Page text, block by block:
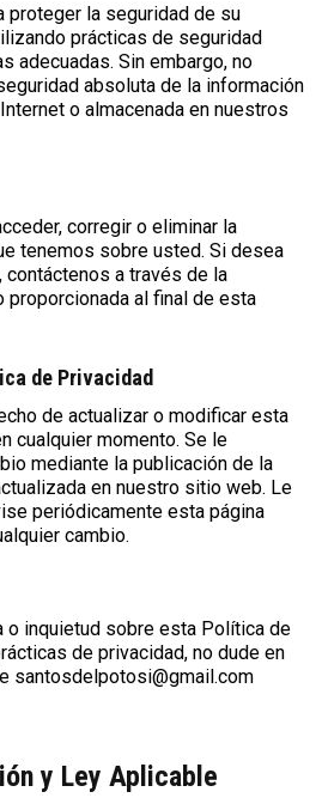
proteger la seguridad de su
prácticas de seguridad
adecuadas. Sin embargo, no
absoluta de la información
o almacenada en nuestros
corregir o eliminar la
tenemos sobre usted. Si desea
a través de la
proporcionada al final de esta
de Privacidad
de actualizar o modificar esta
cualquier momento. Se le
mediante la publicación de la
en nuestro sitio web. Le
periódicamente esta página
cambio.
o inquietud sobre esta Política de
de privacidad, no dude en
santosdelpotosi@gmail.com
y Ley Aplicable